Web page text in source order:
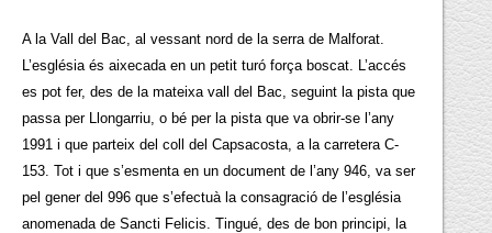
A la Vall del Bac, al vessant nord de la serra de Malforat.
L’església és aixecada en un petit turó força boscat. L’accés
es pot fer, des de la mateixa vall del Bac, seguint la pista que
passa per Llongarriu, o bé per la pista que va obrir-se l’any
1991 i que parteix del coll del Capsacosta, a la carretera C-
153. Tot i que s’esmenta en un document de l’any 946, va ser
pel gener del 996 que s’efectuà la consagració de l’església
anomenada de Sancti Felicis. Tingué, des de bon principi, la